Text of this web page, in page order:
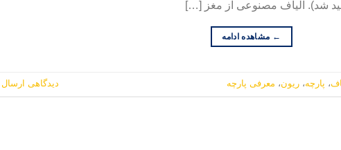
← مشاهده ادامه
، پارچه، ریون، معرفی پارچه دیدگاهی ارسال